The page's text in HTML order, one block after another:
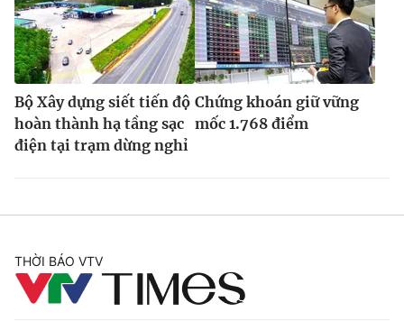
Bộ Xây dựng siết tiến độ
hoàn thành hạ tầng sạc
điện tại trạm dừng nghỉ
Chứng khoán giữ vững
mốc 1.768 điểm
THỜI BÁO VTV